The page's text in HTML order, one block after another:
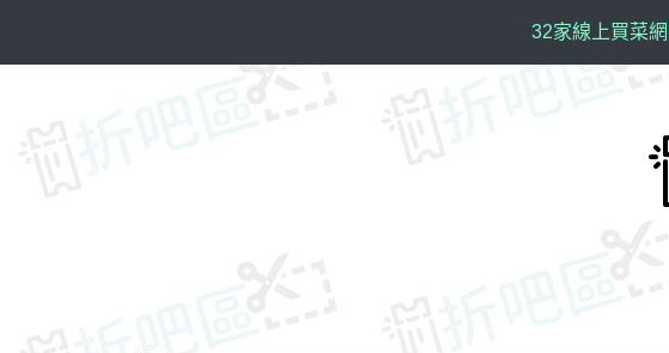
i
32家線上買菜